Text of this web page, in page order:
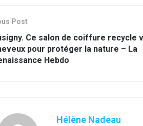
Post
Ce salon de coiffure recycle
pour protéger la nature – La
Hebdo
Hélène Nadeau